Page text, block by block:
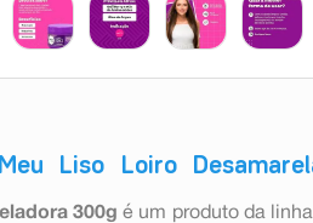
Liso Loiro
300g é um produto da